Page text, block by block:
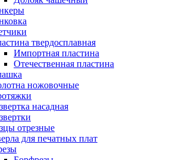
твердосплавная
Импортная пластина
Отечественная пластина
ножовочные
насадная
отрезные
для печатных плат